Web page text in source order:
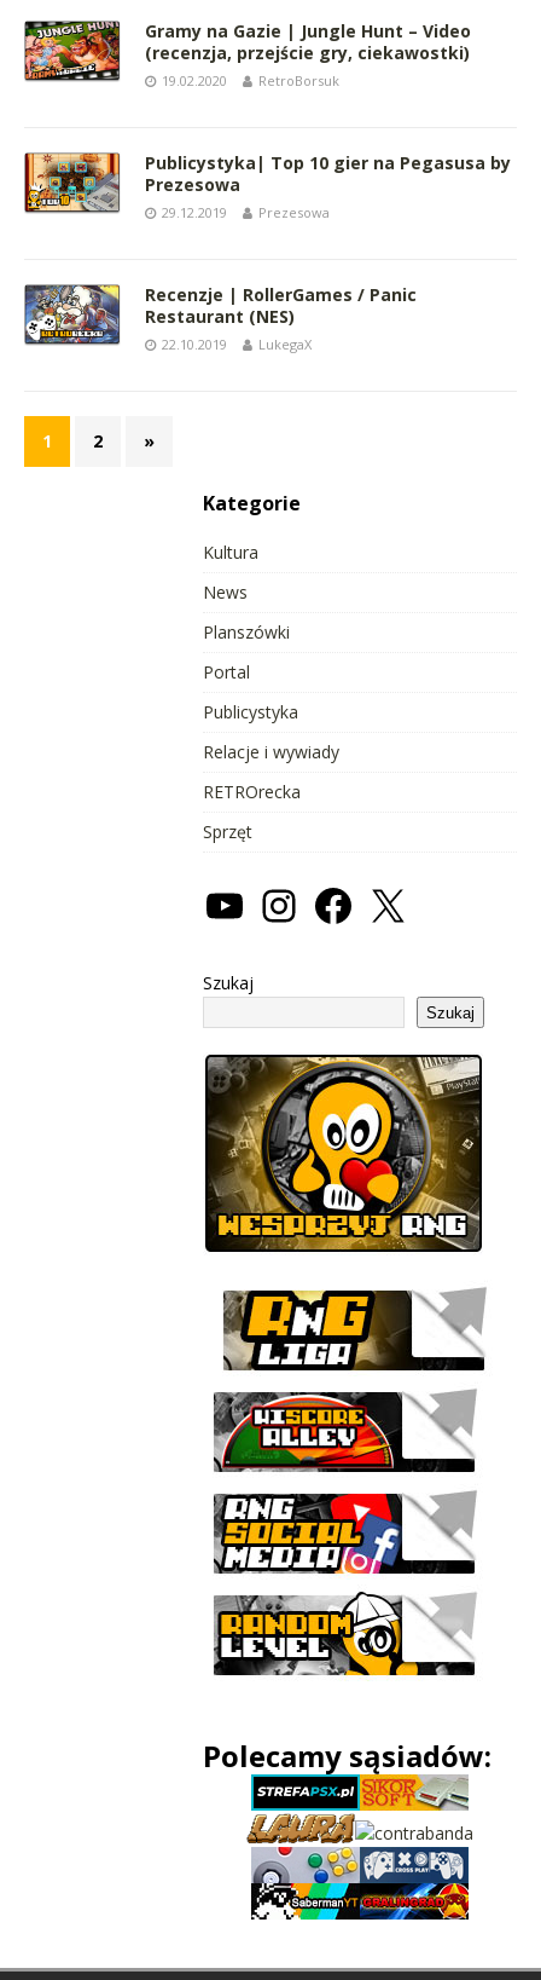
Gramy na Gazie | Jungle Hunt – Video
(recenzja, przejście gry, ciekawostki)
19.02.2020 RetroBorsuk
Publicystyka| Top 10 gier na Pegasusa by
Prezesowa
29.12.2019 Prezesowa
Recenzje | RollerGames / Panic
Restaurant (NES)
22.10.2019 LukegaX
1 2 »
Kategorie
Kultura
News
Planszówki
Portal
Publicystyka
Relacje i wywiady
RETROrecka
Sprzęt
Szukaj
Szukaj
Polecamy sąsiadów: